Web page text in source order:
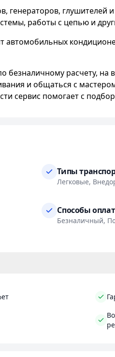
генераторов, глушителей
работы с цепью и
автомобильных
безналичному расчету,
и общаться с
сервис помогает с
Типы
Легковые,
Способы
Безналичный,